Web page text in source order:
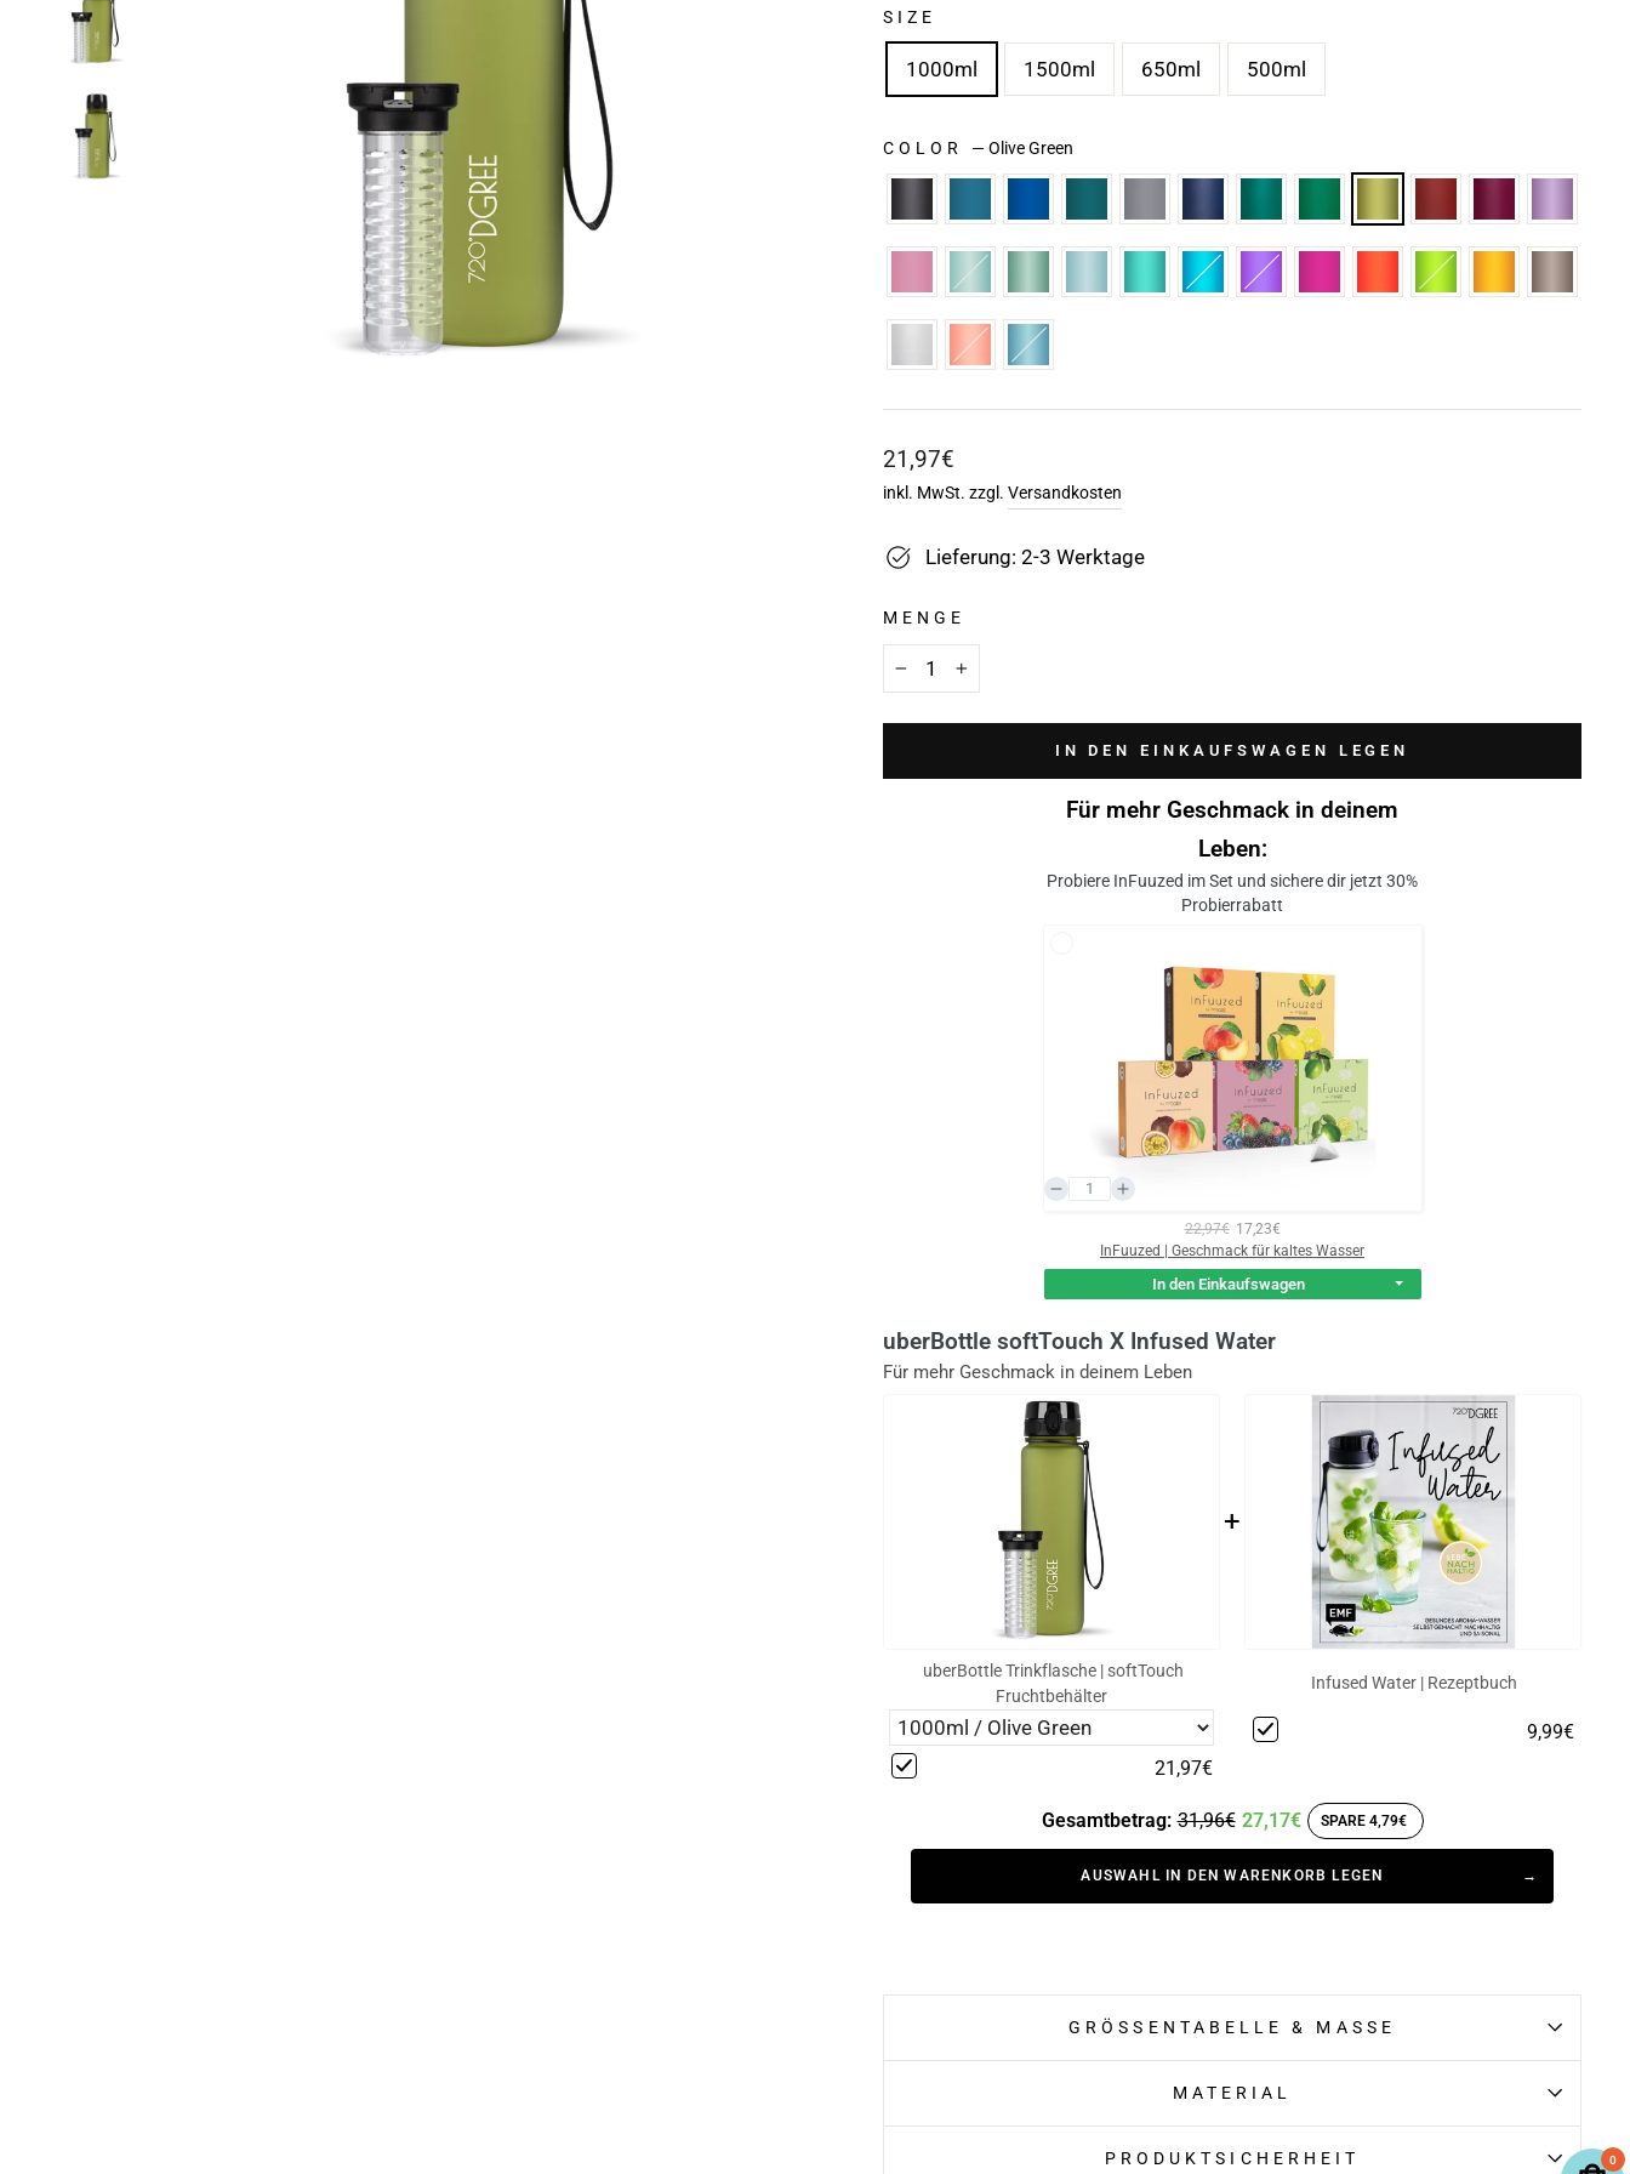
SIZE
1000ml 1500ml 650ml 500ml
COLOR —Olive Green
Normaler
Preis
21,97€
inkl. MwSt. zzgl. Versandkosten
Lieferung: 2-3 Werktage
MENGE
IN DEN EINKAUFSWAGEN LEGEN
Für mehr Geschmack in deinem
Leben:
Probiere InFuuzed im Set und sichere dir jetzt 30%
Probierrabatt
22,97€ 17,23€
InFuuzed | Geschmack für kaltes Wasser
In den Einkaufswagen
uberBottle softTouch X Infused Water
Für mehr Geschmack in deinem Leben
uberBottle Trinkflasche | softTouch
Fruchtbehälter
21,97€
+
Infused Water | Rezeptbuch
9,99€
Gesamtbetrag: 31,96€ 27,17€ SPARE 4,79€
AUSWAHL IN DEN WARENKORB LEGEN
GRÖSSENTABELLE & MASSE
MATERIAL
PRODUKTSICHERHEIT 0